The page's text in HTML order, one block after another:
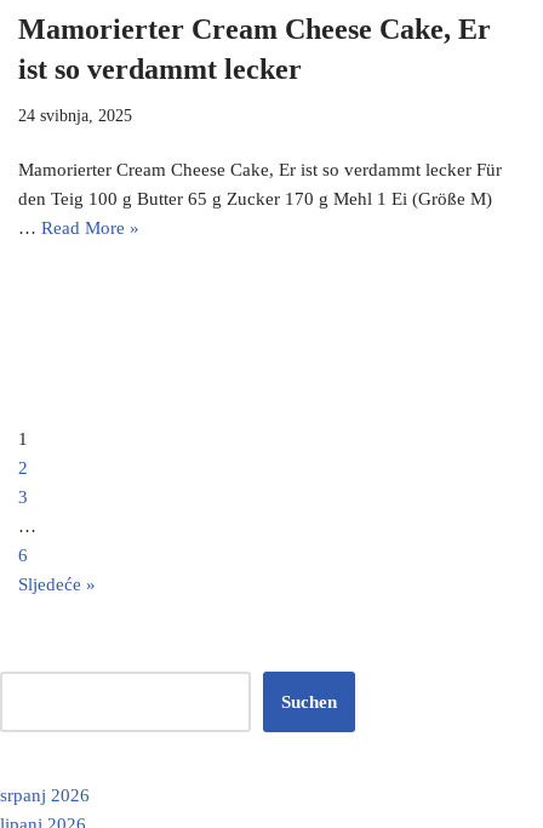
Mamorierter Cream Cheese Cake, Er
ist so verdammt lecker
24 svibnja, 2025
Mamorierter Cream Cheese Cake, Er ist so verdammt lecker Für
den Teig 100 g Butter 65 g Zucker 170 g Mehl 1 Ei (Größe M)
… Read More »
1
2
3
…
6
Sljedeće »
Suchen
srpanj 2026